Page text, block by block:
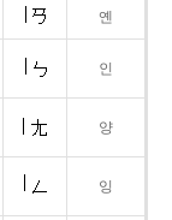
옌
인
양
잉